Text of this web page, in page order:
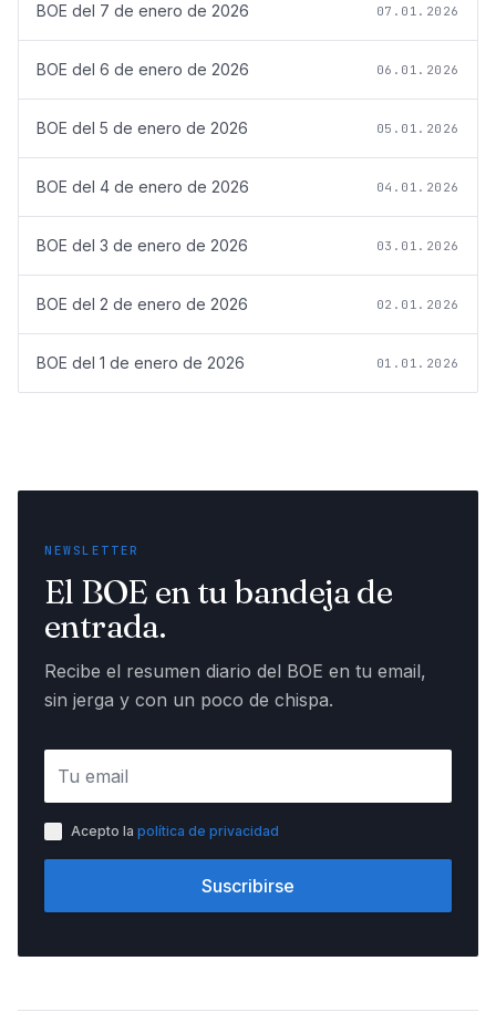
BOE del 7 de enero de 2026 07.01.2026
BOE del 6 de enero de 2026 06.01.2026
BOE del 5 de enero de 2026 05.01.2026
BOE del 4 de enero de 2026 04.01.2026
BOE del 3 de enero de 2026 03.01.2026
BOE del 2 de enero de 2026 02.01.2026
BOE del 1 de enero de 2026 01.01.2026
NEWSLETTER
El BOE en tu bandeja de
entrada.
Recibe el resumen diario del BOE en tu email,
sin jerga y con un poco de chispa.
Acepto la política de privacidad
Suscribirse